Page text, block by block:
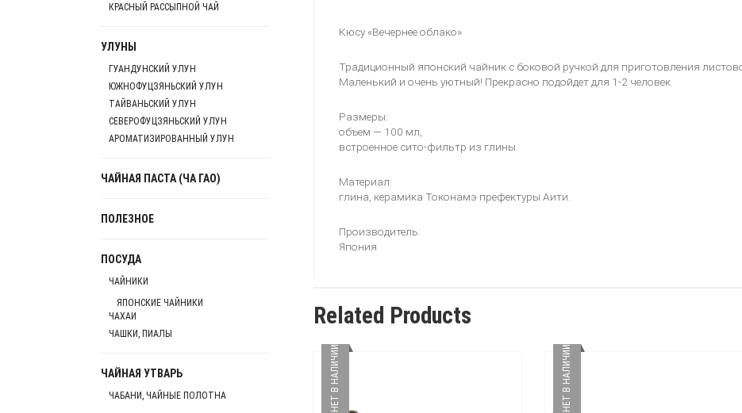
Кюсу «Вечернее облако»
Традиционный японский чайник с боковой ручкой для приготовления
Маленький и очень уютный! Прекрасно подойдет для 1-2 человек.
Размеры:
объем — 100 мл,
встроенное сито-фильтр из глины.
Материал:
глина, керамика Токонамэ префектуры Аити.
Производитель:
Япония
Related Products
НЕТ В НАЛИЧИИ НЕТ В НАЛИЧИИ
КРАСНЫЙ РАССЫПНОЙ ЧАЙ
УЛУНЫ
ГУАНДУНСКИЙ УЛУН
ЮЖНОФУЦЗЯНЬСКИЙ УЛУН
ТАЙВАНЬСКИЙ УЛУН
СЕВЕРОФУЦЗЯНЬСКИЙ УЛУН
АРОМАТИЗИРОВАННЫЙ УЛУН
ЧАЙНАЯ ПАСТА (ЧА ГАО)
ПОЛЕЗНОЕ
ПОСУДА
ЧАЙНИКИ
ЯПОНСКИЕ ЧАЙНИКИ
ЧАХАИ
ЧАШКИ, ПИАЛЫ
ЧАЙНАЯ УТВАРЬ
ЧАБАНИ, ЧАЙНЫЕ ПОЛОТНА